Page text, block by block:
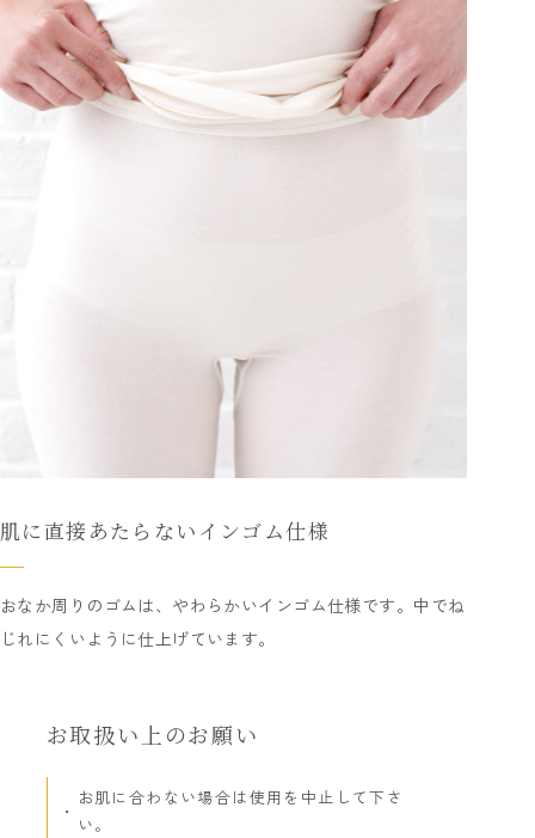
肌に直接あたらないインゴム仕様
おなか周りのゴムは、やわらかいインゴム仕様です。中でね
じれにくいように仕上げています。
お取扱い上のお願い
お肌に合わない場合は使用を中止して下さ
い。